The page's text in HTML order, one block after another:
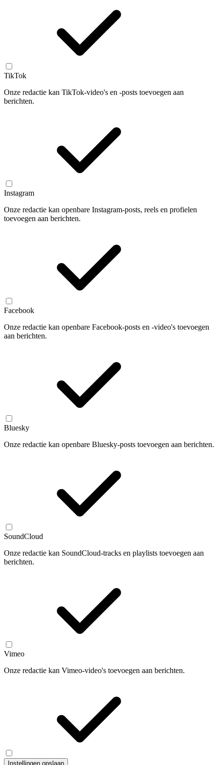
TikTok
Onze redactie kan TikTok-video's en -posts toevoegen aan
berichten.
Instagram
Onze redactie kan openbare Instagram-posts, reels en profielen
toevoegen aan berichten.
Facebook
Onze redactie kan openbare Facebook-posts en -video's toevoegen
aan berichten.
Bluesky
Onze redactie kan openbare Bluesky-posts toevoegen aan berichten.
SoundCloud
Onze redactie kan SoundCloud-tracks en playlists toevoegen aan
berichten.
Vimeo
Onze redactie kan Vimeo-video's toevoegen aan berichten.
Instellingen opslaan